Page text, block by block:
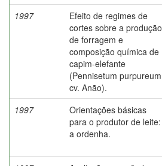
1997
Efeito de regimes de
cortes sobre a produção
de forragem e
composição química de
capim-elefante
(Pennisetum purpureum
cv. Anão).
1997
Orientações básicas
para o produtor de leite:
a ordenha.